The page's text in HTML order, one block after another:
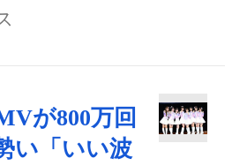
が800万回
い「いい波